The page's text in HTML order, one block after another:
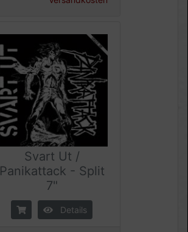
Svart Ut /
Panikattack - Split
7"
Details